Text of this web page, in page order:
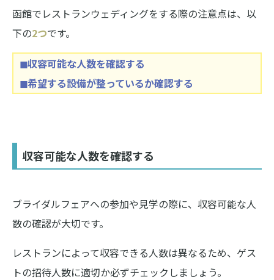
函館でレストランウェディングをする際の注意点は、以
下の2つです。
◼︎収容可能な人数を確認する
◼︎希望する設備が整っているか確認する
収容可能な人数を確認する
ブライダルフェアへの参加や見学の際に、収容可能な人
数の確認が大切です。
レストランによって収容できる人数は異なるため、ゲス
トの招待人数に適切か必ずチェックしましょう。